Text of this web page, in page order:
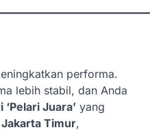
performa.
lebih stabil, dan Anda
‘Pelari Juara’ yang
Jakarta Timur,